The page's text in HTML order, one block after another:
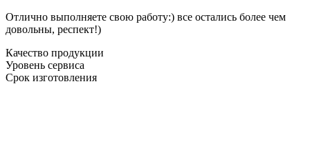
Отлично выполняете свою работу:) все остались более чем
довольны, респект!)
Качество продукции
Уровень сервиса
Срок изготовления